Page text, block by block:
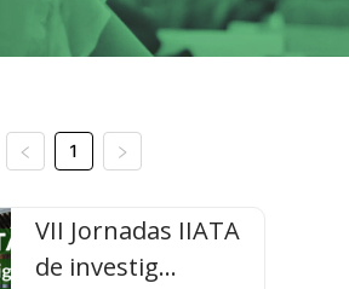
1
VII Jornadas IIATA
de investig...